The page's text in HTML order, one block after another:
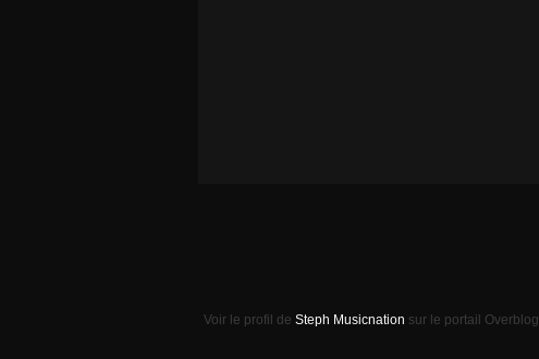
Voir le profil de Steph Musicnation sur le portail Overblog